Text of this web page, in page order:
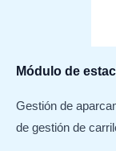
Módulo de
Gestión de
de gestión de